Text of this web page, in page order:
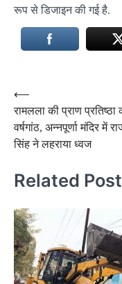
रूप से डिजाइन की गई है.
Post
navigation
⟵
रामलला की प्राण प्रतिष्ठा
वर्षगांठ, अन्नपूर्णा मंदिर में
सिंह ने लहराया ध्वज
Related